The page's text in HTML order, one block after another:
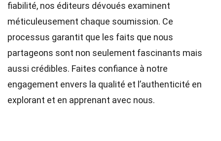
fiabilité, nos éditeurs dévoués examinent
méticuleusement chaque soumission. Ce
processus garantit que les faits que nous
partageons sont non seulement fascinants mais
aussi crédibles. Faites confiance à notre
engagement envers la qualité et l’authenticité en
explorant et en apprenant avec nous.